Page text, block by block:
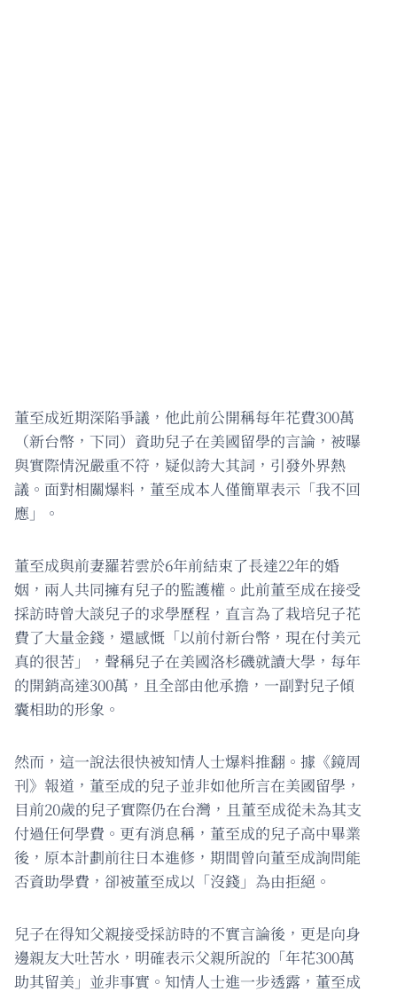
董至成近期深陷爭議，他此前公開稱每年花費300萬
（新台幣，下同）資助兒子在美國留學的言論，被曝
與實際情況嚴重不符，疑似誇大其詞，引發外界熱
議。面對相關爆料，董至成本人僅簡單表示「我不回
應」。
董至成與前妻羅若雲於6年前結束了長達22年的婚
姻，兩人共同擁有兒子的監護權。此前董至成在接受
採訪時曾大談兒子的求學歷程，直言為了栽培兒子花
費了大量金錢，還感慨「以前付新台幣，現在付美元
真的很苦」，聲稱兒子在美國洛杉磯就讀大學，每年
的開銷高達300萬，且全部由他承擔，一副對兒子傾
囊相助的形象。
然而，這一說法很快被知情人士爆料推翻。據《鏡周
刊》報道，董至成的兒子並非如他所言在美國留學，
目前20歲的兒子實際仍在台灣，且董至成從未為其支
付過任何學費。更有消息稱，董至成的兒子高中畢業
後，原本計劃前往日本進修，期間曾向董至成詢問能
否資助學費，卻被董至成以「沒錢」為由拒絕。
兒子在得知父親接受採訪時的不實言論後，更是向身
邊親友大吐苦水，明確表示父親所說的「年花300萬
助其留美」並非事實。知情人士進一步透露，董至成